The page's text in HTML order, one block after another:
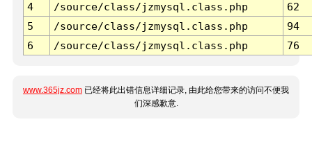
4
/source/class/jzmysql.class.php
62
5
/source/class/jzmysql.class.php
94
6
/source/class/jzmysql.class.php 76
www.365jz.com 已经将此出错信息详细记录, 由此给您带来的访问不便我
们深感歉意.